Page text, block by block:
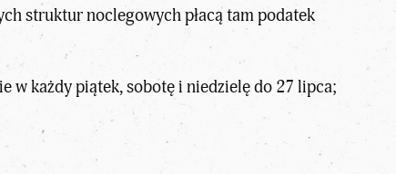
struktur noclegowych płacą tam podatek
w każdy piątek, sobotę i niedzielę do 27 lipca;